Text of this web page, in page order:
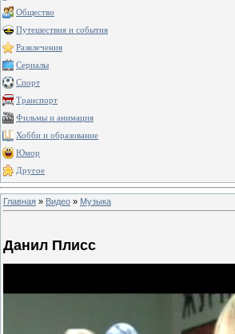
Общество
Путешествия и события
Развлечения
Сериалы
Спорт
Транспорт
Фильмы и анимация
Хобби и образование
Юмор
Другое
Главная » Видео » Музыка
Данил Плисс